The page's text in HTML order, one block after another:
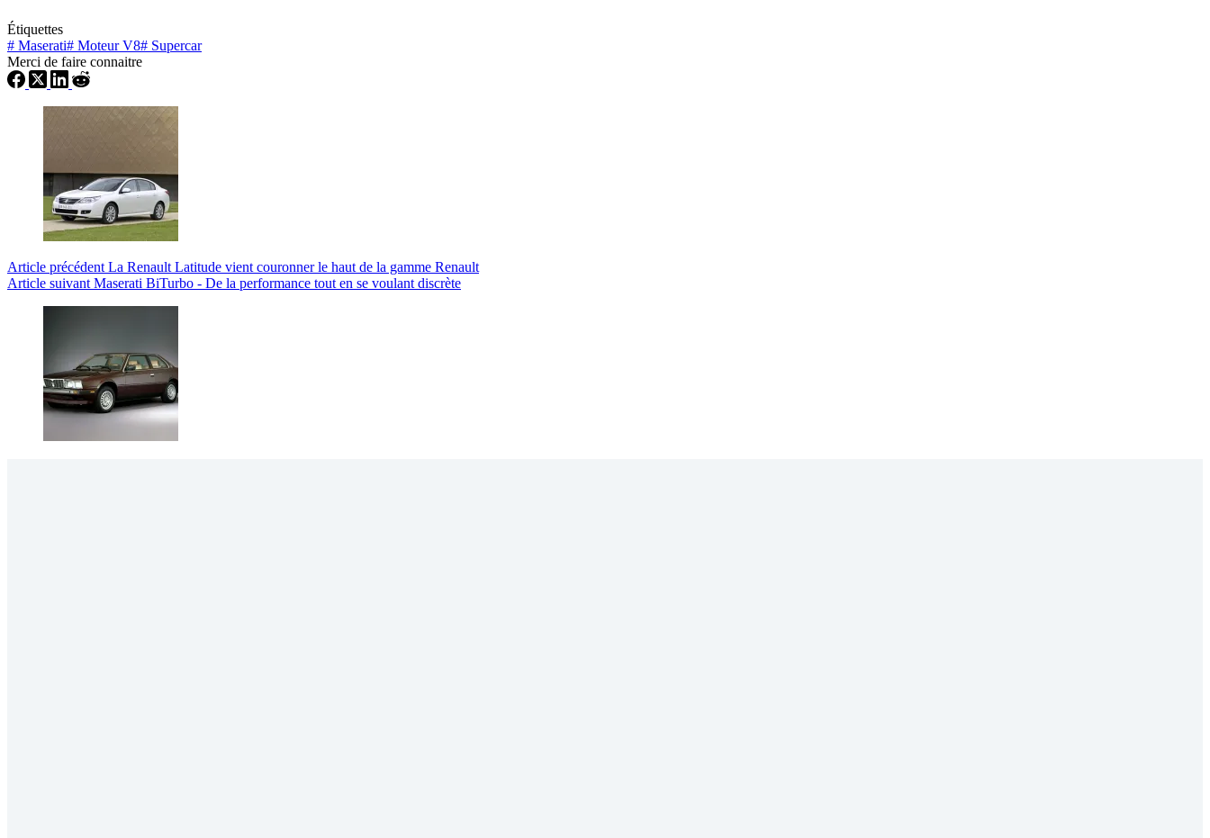
Étiquettes
# Maserati# Moteur V8# Supercar
Merci de faire connaitre
Article précédent La Renault Latitude vient couronner le haut de la gamme Renault
Article suivant Maserati BiTurbo - De la performance tout en se voulant discrète